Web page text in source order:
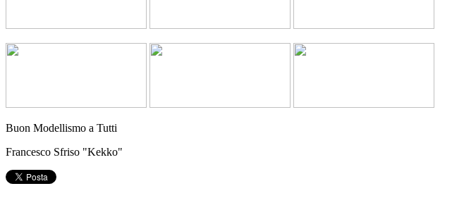
Buon Modellismo a Tutti
Francesco Sfriso "Kekko"